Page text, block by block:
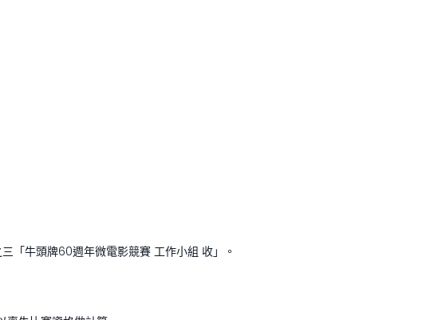
「牛頭牌60週年微電影競賽 工作小組 收」。